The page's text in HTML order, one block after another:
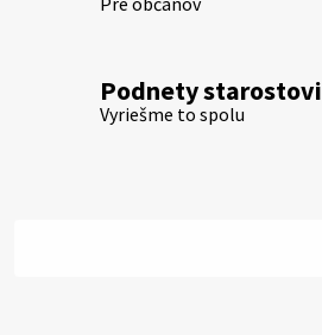
Podnety starostovi
Vyriešme to spolu